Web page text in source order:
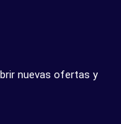
nuevas ofertas y